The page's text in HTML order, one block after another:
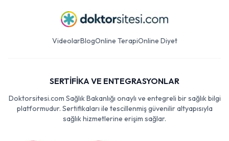
VideolarBlogOnline TerapiOnline Diyet
SERTİFİKA VE ENTEGRASYONLAR
Doktorsitesi.com Sağlık Bakanlığı onaylı ve entegreli bir sağlık bilgi
platformudur. Sertifikaları ile tescillenmiş güvenilir altyapısıyla
sağlık hizmetlerine erişim sağlar.